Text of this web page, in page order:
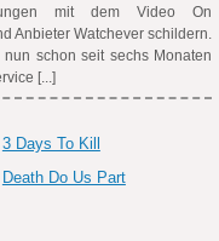
mit dem Video On
Anbieter Watchever schildern.
nun schon seit sechs Monaten
[...]
3 Days To Kill
Death Do Us Part